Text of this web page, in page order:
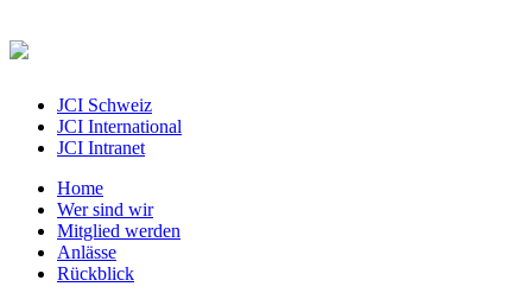
JCI Schweiz
JCI International
JCI Intranet
Home
Wer sind wir
Mitglied werden
Anlässe
Rückblick